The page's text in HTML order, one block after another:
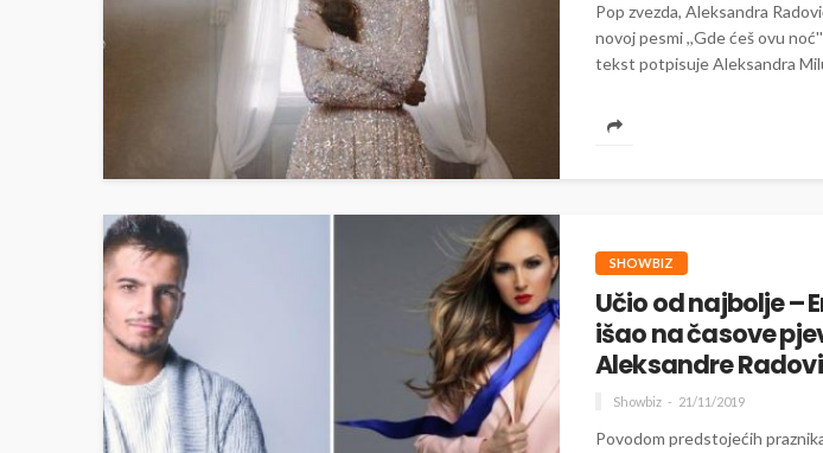
Pop zvezda, Aleksandra
novoj pesmi ,,Gde ćeš ovu
tekst potpisuje Aleksandra
SHOWBIZ
Učio od najbolje –
išao na časove
Aleksandre
Showbiz 21/11/2019
Povodom predstojećih